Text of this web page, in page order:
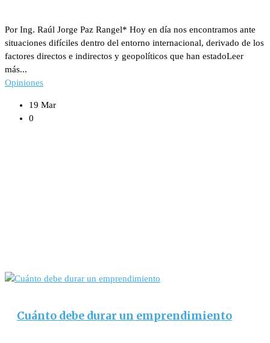
Por Ing. Raúl Jorge Paz Rangel* Hoy en día nos encontramos ante
situaciones difíciles dentro del entorno internacional, derivado de los
factores directos e indirectos y geopolíticos que han estadoLeer
más...
Opiniones
19 Mar
0
Cuánto debe durar un emprendimiento